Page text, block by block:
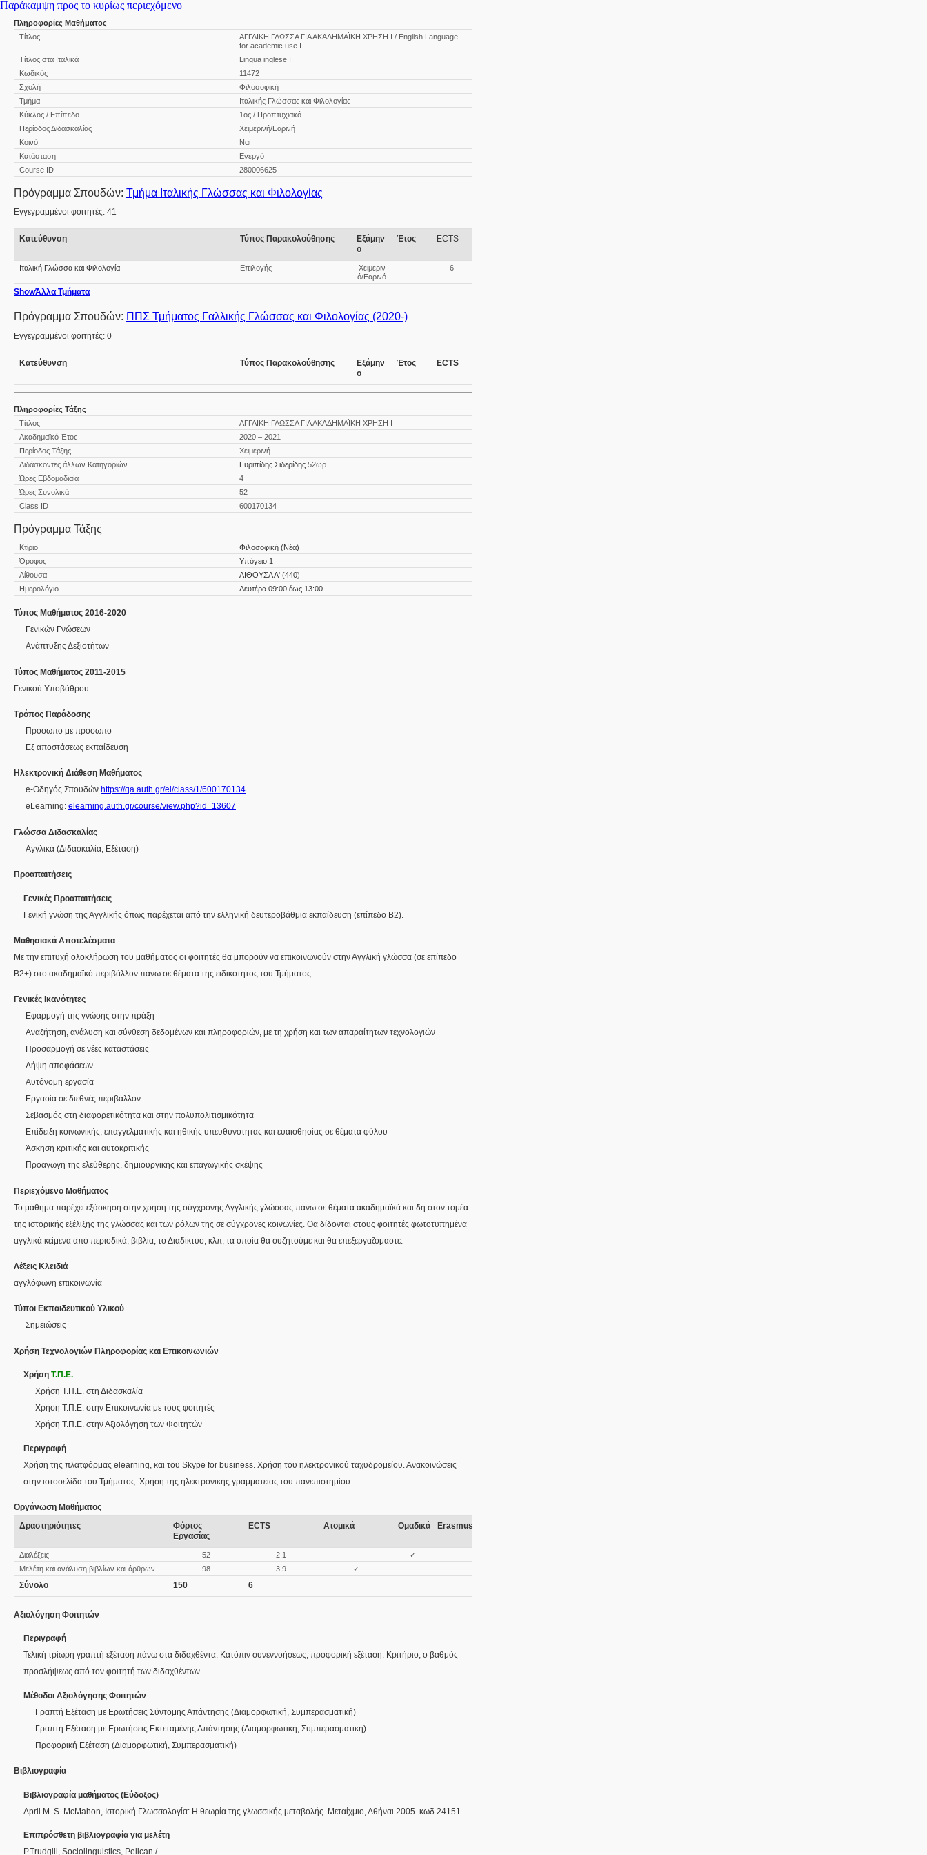
Παράκαμψη προς το κυρίως περιεχόμενο
Πληροφορίες Μαθήματος
Τίτλος
ΑΓΓΛΙΚΗ ΓΛΩΣΣΑ ΓΙΑ ΑΚΑΔΗΜΑΪΚΗ ΧΡΗΣΗ Ι / English Language
for academic use I
Τίτλος στα Ιταλικά
Lingua inglese I
Κωδικός
11472
Σχολή
Φιλοσοφική
Τμήμα
Ιταλικής Γλώσσας και Φιλολογίας
Κύκλος / Επίπεδο
1ος / Προπτυχιακό
Περίοδος Διδασκαλίας
Χειμερινή/Εαρινή
Κοινό
Ναι
Κατάσταση
Ενεργό
Course ID
280006625
Πρόγραμμα Σπουδών: Τμήμα Ιταλικής Γλώσσας και Φιλολογίας
Εγγεγραμμένοι φοιτητές: 41
Κατεύθυνση Τύπος Παρακολούθησης
Εξάμην
ο
Έτος ECTS
Ιταλική Γλώσσα και Φιλολογία Επιλογής
Χειμεριν
ό/Εαρινό
- 6
ShowΆλλα Τμήματα
Πρόγραμμα Σπουδών: ΠΠΣ Τμήματος Γαλλικής Γλώσσας και Φιλολογίας (2020-)
Εγγεγραμμένοι φοιτητές: 0
Κατεύθυνση Τύπος Παρακολούθησης
Εξάμην
ο
Έτος ECTS
Πληροφορίες Τάξης
Τίτλος
ΑΓΓΛΙΚΗ ΓΛΩΣΣΑ ΓΙΑ ΑΚΑΔΗΜΑΪΚΗ ΧΡΗΣΗ Ι
Ακαδημαϊκό Έτος
2020 – 2021
Περίοδος Τάξης
Χειμερινή
Διδάσκοντες άλλων Κατηγοριών
Ευριπίδης Σιδερίδης 52ωρ
Ώρες Εβδομαδιαία
4
Ώρες Συνολικά
52
Class ID
600170134
Πρόγραμμα Τάξης
Κτίριο
Φιλοσοφική (Νέα)
Όροφος
Υπόγειο 1
Αίθουσα
ΑΙΘΟΥΣΑ Α' (440)
Ημερολόγιο
Δευτέρα 09:00 έως 13:00
Τύπος Μαθήματος 2016-2020
Γενικών Γνώσεων
Ανάπτυξης Δεξιοτήτων
Τύπος Μαθήματος 2011-2015
Γενικού Υποβάθρου
Τρόπος Παράδοσης
Πρόσωπο με πρόσωπο
Eξ απoστάσεως εκπαίδευση
Ηλεκτρονική Διάθεση Μαθήματος
e-Οδηγός Σπουδών https://qa.auth.gr/el/class/1/600170134
eLearning: elearning.auth.gr/course/view.php?id=13607
Γλώσσα Διδασκαλίας
Αγγλικά (Διδασκαλία, Εξέταση)
Προαπαιτήσεις
Γενικές Προαπαιτήσεις
Γενική γνώση της Αγγλικής όπως παρέχεται από την ελληνική δευτεροβάθμια εκπαίδευση (επίπεδο Β2).
Μαθησιακά Αποτελέσματα
Με την επιτυχή ολοκλήρωση του μαθήματος οι φοιτητές θα μπορούν να επικοινωνούν στην Αγγλική γλώσσα (σε επίπεδο
Β2+) στο ακαδημαϊκό περιβάλλον πάνω σε θέματα της ειδικότητος του Τμήματος.
Γενικές Ικανότητες
Εφαρμογή της γνώσης στην πράξη
Αναζήτηση, ανάλυση και σύνθεση δεδομένων και πληροφοριών, με τη χρήση και των απαραίτητων τεχνολογιών
Προσαρμογή σε νέες καταστάσεις
Λήψη αποφάσεων
Αυτόνομη εργασία
Εργασία σε διεθνές περιβάλλον
Σεβασμός στη διαφορετικότητα και στην πολυπολιτισμικότητα
Επίδειξη κοινωνικής, επαγγελματικής και ηθικής υπευθυνότητας και ευαισθησίας σε θέματα φύλου
Άσκηση κριτικής και αυτοκριτικής
Προαγωγή της ελεύθερης, δημιουργικής και επαγωγικής σκέψης
Περιεχόμενο Μαθήματος
Το μάθημα παρέχει εξάσκηση στην χρήση της σύγχρονης Αγγλικής γλώσσας πάνω σε θέματα ακαδημαϊκά και δη στον τομέα
της ιστορικής εξέλιξης της γλώσσας και των ρόλων της σε σύγχρονες κοινωνίες. Θα δίδονται στους φοιτητές φωτοτυπημένα
αγγλικά κείμενα από περιοδικά, βιβλία, το Διαδίκτυο, κλπ, τα οποία θα συζητούμε και θα επεξεργαζόμαστε.
Λέξεις Κλειδιά
αγγλόφωνη επικοινωνία
Τύποι Εκπαιδευτικού Υλικού
Σημειώσεις
Χρήση Τεχνολογιών Πληροφορίας και Επικοινωνιών
Χρήση Τ.Π.Ε.
Χρήση Τ.Π.Ε. στη Διδασκαλία
Χρήση Τ.Π.Ε. στην Επικοινωνία με τους φοιτητές
Χρήση Τ.Π.Ε. στην Αξιολόγηση των Φοιτητών
Περιγραφή
Χρήση της πλατφόρμας elearning, και του Skype for business. Χρήση του ηλεκτρονικού ταχυδρομείου. Ανακοινώσεις
στην ιστοσελίδα του Τμήματος. Χρήση της ηλεκτρονικής γραμματείας του πανεπιστημίου.
Οργάνωση Μαθήματος
Δραστηριότητες
Φόρτος
Εργασίας
ECTS Ατομικά Ομαδικά Erasmus
Διαλέξεις 52 2,1
✓
Μελέτη και ανάλυση βιβλίων και άρθρων
98 3,9 ✓
Σύνολο 150 6
Αξιολόγηση Φοιτητών
Περιγραφή
Τελική τρίωρη γραπτή εξέταση πάνω στα διδαχθέντα. Κατόπιν συνεννοήσεως, προφορική εξέταση. Κριτήριο, ο βαθμός
προσλήψεως από τον φοιτητή των διδαχθέντων.
Μέθοδοι Αξιολόγησης Φοιτητών
Γραπτή Εξέταση με Ερωτήσεις Σύντομης Απάντησης (Διαμορφωτική, Συμπερασματική)
Γραπτή Εξέταση με Ερωτήσεις Εκτεταμένης Απάντησης (Διαμορφωτική, Συμπερασματική)
Προφορική Εξέταση (Διαμορφωτική, Συμπερασματική)
Βιβλιογραφία
Βιβλιογραφία μαθήματος (Εύδοξος)
April M. S. McMahon, Ιστορική Γλωσσολογία: Η θεωρία της γλωσσικής μεταβολής. Μεταίχμιο, Αθήναι 2005. κωδ.24151
Επιπρόσθετη βιβλιογραφία για μελέτη
P.Trudgill, Sociolinguistics, Pelican./